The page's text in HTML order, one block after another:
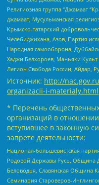
Религиозная группа “Джамаат
джамаат, Мусульманская
Крымско-татарский
Челебиджихана, Азов, Партия
Народная самооборона,
Хаджи Белхороев, Маньяки
Легион Свобода России, Айдар,
Источник: http://
organizacii-i-materialy.html
* Перечень
организаций в
вступившее в законную
запрете деятельности:
Национал-большевистская
Родовой Державы Русь, Община
Беловодья, Славянская Община
Семинария Староверов-